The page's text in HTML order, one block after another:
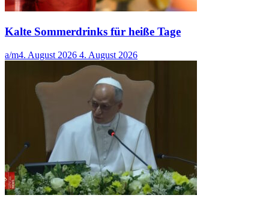
Kalte Sommerdrinks für heiße Tage
a/m4. August 2026 4. August 2026